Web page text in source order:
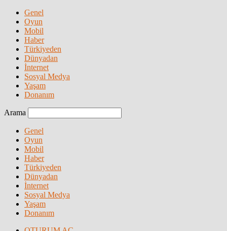
Genel
Oyun
Mobil
Haber
Türkiyeden
Dünyadan
İnternet
Sosyal Medya
Yaşam
Donanım
Arama
Genel
Oyun
Mobil
Haber
Türkiyeden
Dünyadan
İnternet
Sosyal Medya
Yaşam
Donanım